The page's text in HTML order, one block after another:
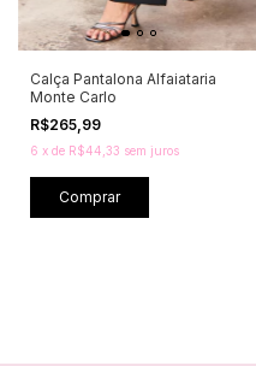
Calça Pantalona Alfaiataria
Monte Carlo
R$265,99
6 x de R$44,33 sem juros
Comprar